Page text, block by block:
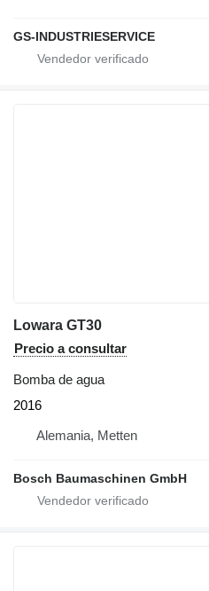
GS-INDUSTRIESERVICE
Lowara GT30
Precio a consultar
Bomba de agua
2016
Alemania, Metten
Bosch Baumaschinen GmbH